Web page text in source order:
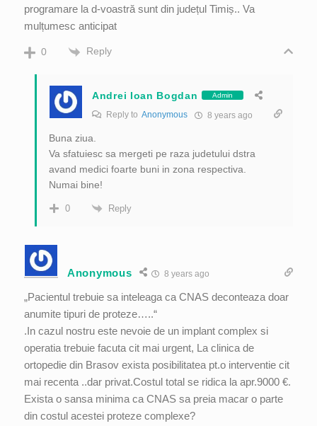
programare la d-voastră sunt din județul Timiș.. Va
mulțumesc anticipat
0 Reply
Andrei Ioan Bogdan Admin
Reply to Anonymous 8 years ago
Buna ziua.
Va sfatuiesc sa mergeti pe raza judetului dstra
avand medici foarte buni in zona respectiva.
Numai bine!
0 Reply
Anonymous 8 years ago
„Pacientul trebuie sa inteleaga ca CNAS deconteaza doar
anumite tipuri de proteze…..“
.In cazul nostru este nevoie de un implant complex si
operatia trebuie facuta cit mai urgent, La clinica de
ortopedie din Brasov exista posibilitatea pt.o interventie cit
mai recenta ..dar privat.Costul total se ridica la apr.9000 €.
Exista o sansa minima ca CNAS sa preia macar o parte
din costul acestei proteze complexe?